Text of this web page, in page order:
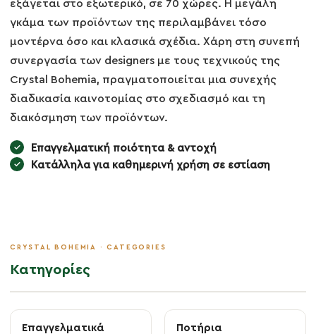
εξάγεται στο εξωτερικό, σε 70 χώρες. Η μεγάλη
γκάμα των προϊόντων της περιλαμβάνει τόσο
μοντέρνα όσο και κλασικά σχέδια. Χάρη στη συνεπή
συνεργασία των designers με τους τεχνικούς της
Crystal Bohemia, πραγματοποιείται μια συνεχής
διαδικασία καινοτομίας στο σχεδιασμό και τη
διακόσμηση των προϊόντων.
Επαγγελματική ποιότητα & αντοχή
Κατάλληλα για καθημερινή χρήση σε εστίαση
Κατηγορίες
Επαγγελματικά
Ποτήρια